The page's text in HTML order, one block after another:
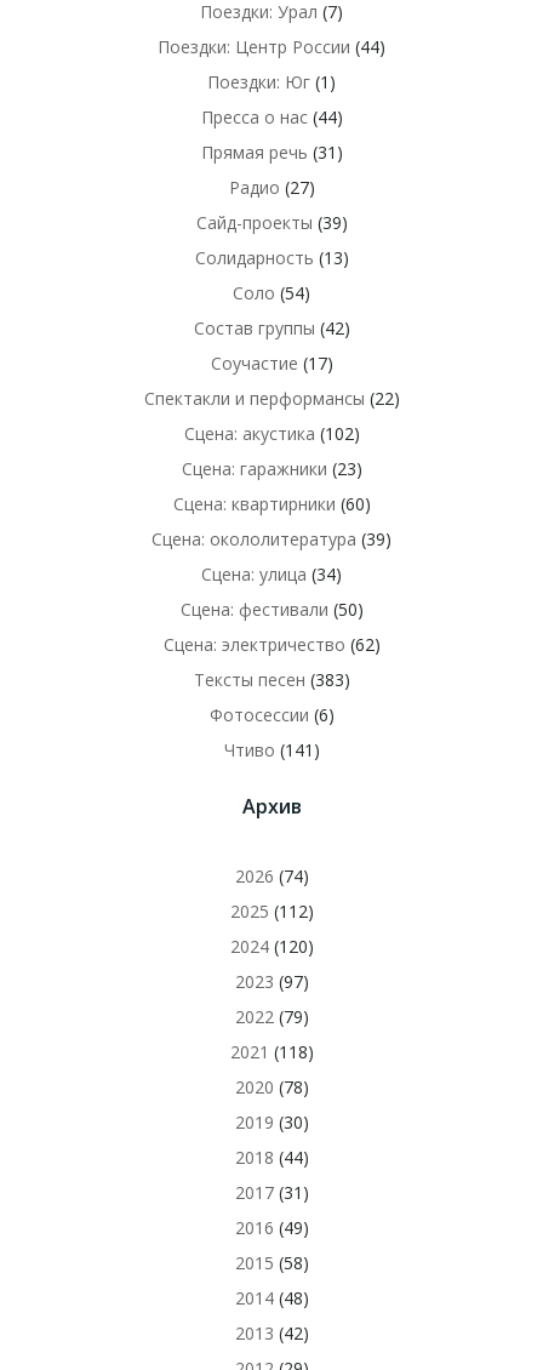
Поездки: Урал (7)
Поездки: Центр России (44)
Поездки: Юг (1)
Пресса о нас(44)
Прямая речь (31)
Радио (27)
Сайд-проекты (39)
Солидарность (13)
Соло (54)
Состав группы (42)
Соучастие (17)
Спектакли и перформансы (22)
Сцена: акустика (102)
Сцена: гаражники (23)
Сцена: квартирники (60)
Сцена: окололитература (39)
Сцена: улица (34)
Сцена: фестивали (50)
Сцена: электричество (62)
Тексты песен (383)
Фотосессии (6)
Чтиво (141)
Архив
2026 (74)
2025 (112)
2024(120)
2023 (97)
2022(79)
2021 (118)
2020 (78)
2019 (30)
2018 (44)
2017(31)
2016 (49)
2015 (58)
2014(48)
2013 (42)